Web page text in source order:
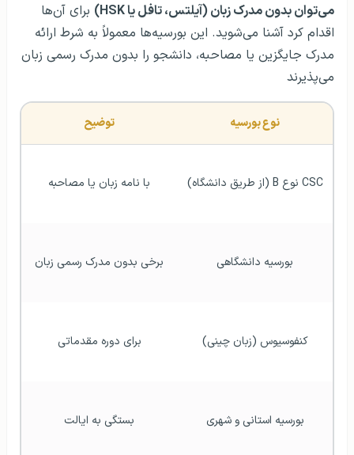
می‌توان بدون مدرک زبان (آیلتس، تافل یا HSK)
برای آن‌ها
اقدام کرد آشنا می‌شوید. این بورسیه‌ها معمولاً به شرط ارائه
مدرک جایگزین یا مصاحبه، دانشجو را بدون مدرک رسمی زبان
می‌پذیرند
نوع بورسیه توضیح
CSC نوع B (از طریق دانشگاه) با نامه زبان یا مصاحبه
بورسیه دانشگاهی برخی بدون مدرک رسمی زبان
کنفوسیوس (زبان چینی) برای دوره مقدماتی
بورسیه استانی و شهری بستگی به ایالت